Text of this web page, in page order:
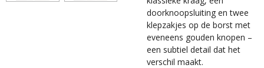
doorknoopsluiting en twee
klepzakjes op de borst met
eveneens gouden knopen –
een subtiel detail dat het
verschil maakt.